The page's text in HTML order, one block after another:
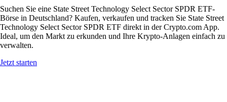
Suchen Sie eine State Street Technology Select Sector SPDR ETF-
Börse in Deutschland? Kaufen, verkaufen und tracken Sie State Street
Technology Select Sector SPDR ETF direkt in der Crypto.com App.
Ideal, um den Markt zu erkunden und Ihre Krypto-Anlagen einfach zu
verwalten.
Jetzt starten